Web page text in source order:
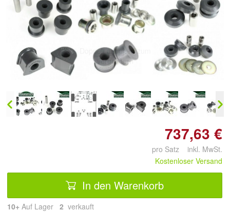
Doppelt antippen zum
vergrößern
737,63 €
pro Satz inkl. MwSt.
Kostenloser Versand
In den Warenkorb
10+ Auf Lager 2 verkauft